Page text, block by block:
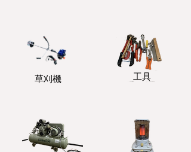
​草刈機 ​工具